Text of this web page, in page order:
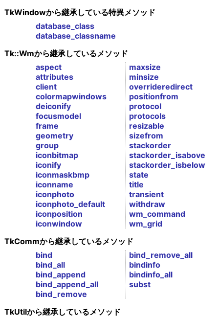
TkWindowから継承している特異メソッド
database_class
database_classname
Tk::Wmから継承しているメソッド
aspect
attributes
client
colormapwindows
deiconify
focusmodel
frame
geometry
group
iconbitmap
iconify
iconmaskbmp
iconname
iconphoto
iconphoto_default
iconposition
iconwindow
maxsize
minsize
overrideredirect
positionfrom
protocol
protocols
resizable
sizefrom
stackorder
stackorder_isabove
stackorder_isbelow
state
title
transient
withdraw
wm_command
wm_grid
TkCommから継承しているメソッド
bind
bind_all
bind_append
bind_append_all
bind_remove
bind_remove_all
bindinfo
bindinfo_all
subst
TkUtilから継承しているメソッド